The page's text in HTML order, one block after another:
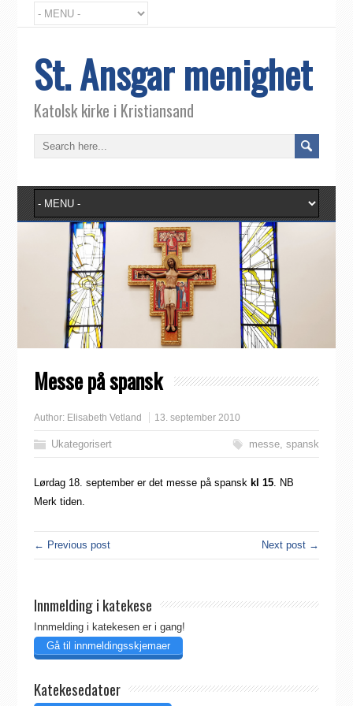
St. Ansgar menighet
Katolsk kirke i Kristiansand
Messe på spansk
Author: Elisabeth Vetland 13. september 2010
Ukategorisert messe ,spansk
Lørdag 18. september er det messe på spansk kl 15. NB
Merk tiden.
← Previous post Next post →
Innmelding i katekese
Innmelding i katekesen er i gang!
Gå til innmeldingsskjemaer
Katekesedatoer